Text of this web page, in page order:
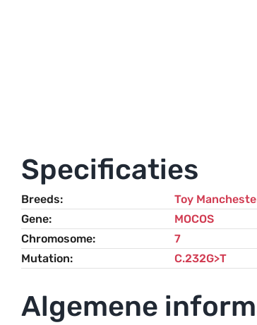
Specificaties
Breeds Toy
Gene
MOCOS
Chromosome
7
Mutation
C.232G>T
Algemene